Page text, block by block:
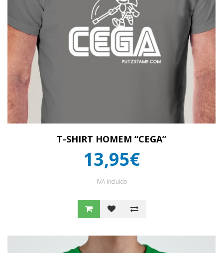
T-SHIRT HOMEM “CEGA”
13,95€
IVA Incluído